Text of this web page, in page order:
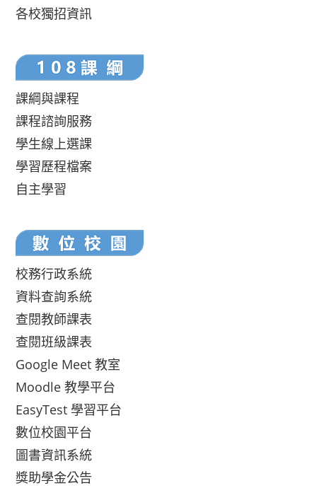
各校獨招資訊
課綱與課程
課程諮詢服務
學生線上選課
學習歷程檔案
自主學習
校務行政系統
資料查詢系統
查閱教師課表
查閱班級課表
Google Meet 教室
Moodle 教學平台
EasyTest 學習平台
數位校園平台
圖書資訊系統
獎助學金公告